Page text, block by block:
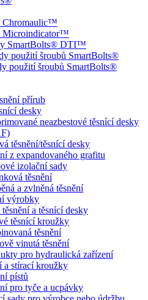
Chromaulic™
Microindicator™
SmartBolts® DTI™
použití šroubů SmartBolts®
použití šroubů SmartBolts®
přírub
desky
neazbestové těsnící desky
těsnění/těsnící desky
z expandovaného grafitu
izolační sady
těsnění
a zvlněná těsnění
výrobky
a těsnící desky
těsnící kroužky
těsnění
vinutá těsnění
pro hydraulická zařízení
a stírací kroužky
pístů
pro tyče a ucpávky